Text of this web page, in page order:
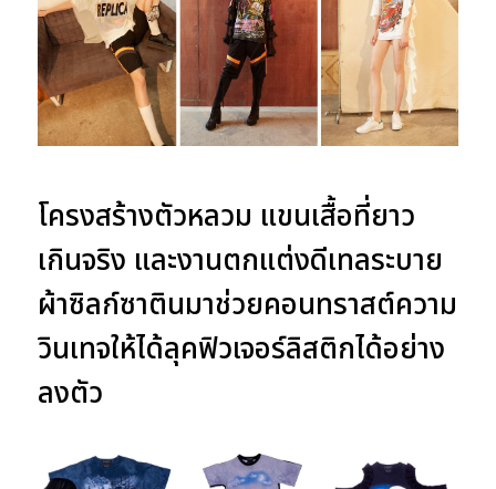
โครงสร้างตัวหลวม แขนเสื้อที่ยาว
เกินจริง และงานตกแต่งดีเทลระบาย
ผ้าซิลก์ซาตินมาช่วยคอนทราสต์ความ
วินเทจให้ได้ลุคฟิวเจอร์ลิสติกได้อย่าง
ลงตัว